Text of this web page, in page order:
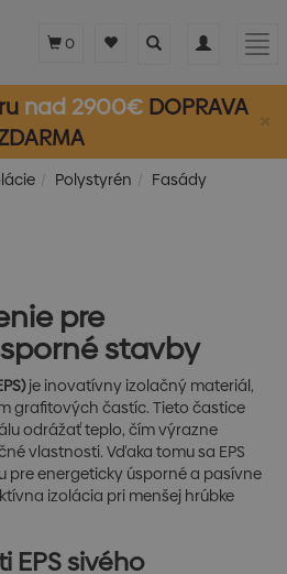
nad 2900€ DOPRAVA
Toggle
Toggle
0
Polystyrén
Fasády
pre
stavby
je inovatívny izolačný materiál,
grafitových častíc. Tieto častice
odrážať teplo, čím výrazne
vlastnosti. Vďaka tomu sa EPS
pre energeticky úsporné a pasívne
izolácia pri menšej hrúbke
EPS sivého